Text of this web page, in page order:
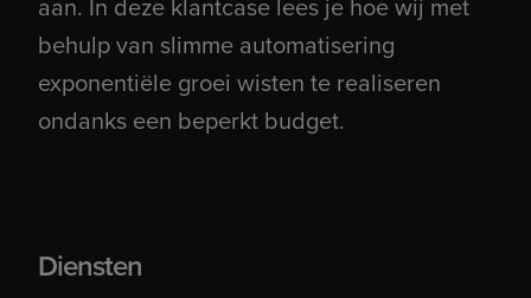
aan. In deze klantcase lees je hoe wij met
behulp van slimme automatisering
exponentiële groei wisten te realiseren
ondanks een beperkt budget.
Diensten